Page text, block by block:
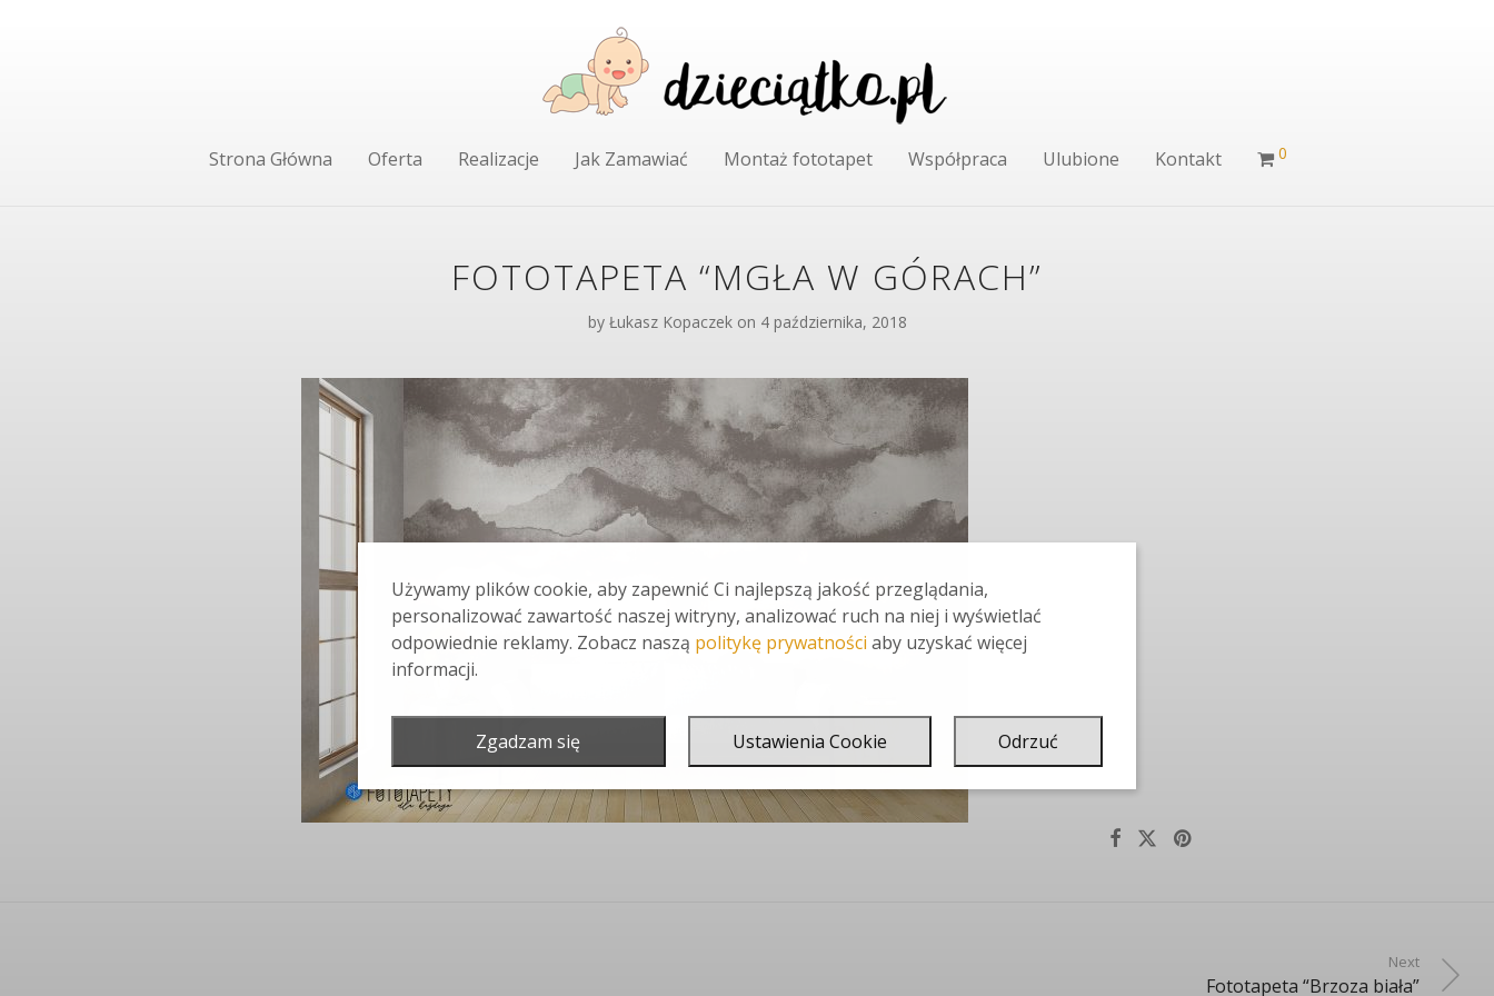
Strona Główna Oferta Realizacje Jak Zamawiać Montaż fototapet Współpraca Ulubione Kontakt 0
FOTOTAPETA “MGŁA W GÓRACH”
by Łukasz Kopaczek on 4 października, 2018
Next
Fototapeta “Brzoza biała”
Używamy plików cookie, aby zapewnić Ci najlepszą jakość przeglądania,
personalizować zawartość naszej witryny, analizować ruch na niej i wyświetlać
odpowiednie reklamy. Zobacz naszą politykę prywatności aby uzyskać więcej
informacji.
Zgadzam się Ustawienia Cookie Odrzuć